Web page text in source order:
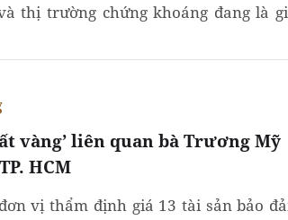
thị trường chứng khoáng đang là
vàng’ liên quan bà Trương Mỹ
HCM
vị thẩm định giá 13 tài sản bảo